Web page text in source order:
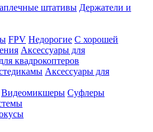
штативы Держатели и
FPV Недорогие С хорошей
Аксессуары для
квадрокоптеров
Аксессуары для
Видеомикшеры Суфлеры